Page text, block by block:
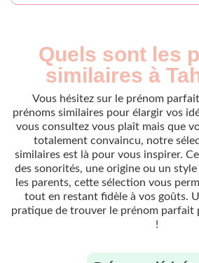
Quels sont les
similaires à
Vous hésitez sur le prénom
prénoms similaires pour élargir vos
vous consultez vous plaît mais que
totalement convaincu, notre
similaires est là pour vous inspirer.
des sonorités, une origine ou un
les parents, cette sélection vous
tout en restant fidèle à vos goûts.
pratique de trouver le prénom
!